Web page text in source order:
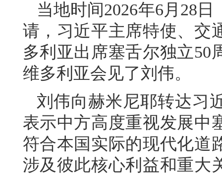
当地时间2026年6月28
请，习近平主席特使、交
多利亚出席塞舌尔独立50
维多利亚会见了刘伟。
刘伟向赫米尼耶转达习
表示中方高度重视发展中
符合本国实际的现代化道
涉及彼此核心利益和重大